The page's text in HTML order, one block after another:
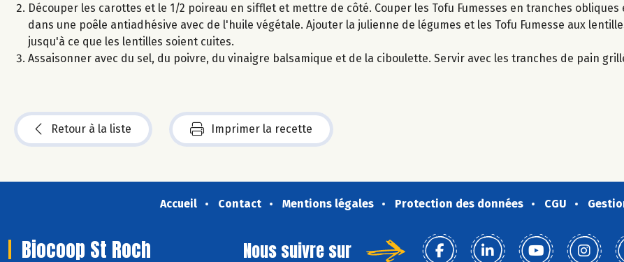
Découper les carottes et le 1/2 poireau en sifflet et mettre de côté. Couper les Tofu Fumesses en tranches
dans une poêle antiadhésive avec de l'huile végétale. Ajouter la julienne de légumes et les Tofu Fumesse aux
jusqu'à ce que les lentilles soient cuites.
Assaisonner avec du sel, du poivre, du vinaigre balsamique et de la ciboulette. Servir avec les tranches de pain
Retour à la liste Imprimer la recette
Accueil Contact Mentions légales Protection des données CGU
Biocoop St Roch Nous suivre sur